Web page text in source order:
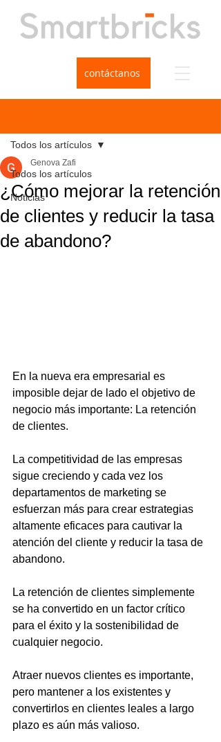
contáctanos
Todos los artículos
Noticias
Todos los artículos
¿Cómo mejorar la retención
de clientes y reducir la tasa
de abandono?
Genova Zafi
En la nueva era empresarial es
imposible dejar de lado el objetivo de
negocio más importante: La retención
de clientes.
La competitividad de las empresas
sigue creciendo y cada vez los
departamentos de marketing se
esfuerzan más para crear estrategias
altamente eficaces para cautivar la
atención del cliente y reducir la tasa de
abandono.
La retención de clientes simplemente
se ha convertido en un factor crítico
para el éxito y la sostenibilidad de
cualquier negocio.
Atraer nuevos clientes es importante,
pero mantener a los existentes y
convertirlos en clientes leales a largo
plazo es aún más valioso.